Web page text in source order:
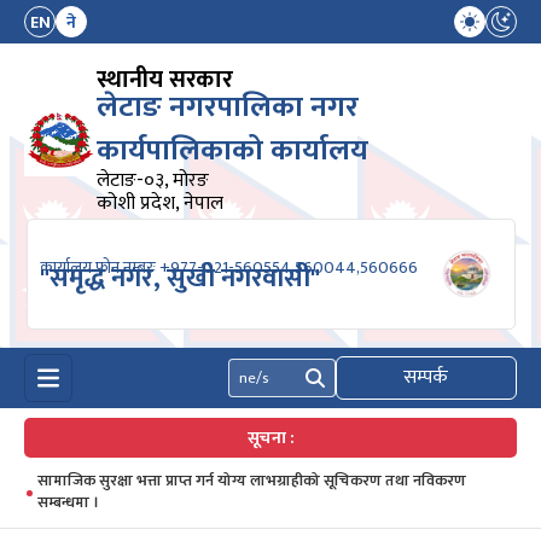
EN ने
स्थानीय सरकार
लेटाङ नगरपालिका नगर
कार्यपालिकाको कार्यालय
लेटाङ-०३, मोरङ
कोशी प्रदेश, नेपाल
कार्यालय फोन नम्बरः +977-021-560554,560044,560666
"समृद्ध नगर, सुखी नगरवासी"
खोज्नुहोस् सम्पर्क
सूचना :
सामाजिक सुरक्षा भत्ता प्राप्त गर्न योग्य लाभग्राहीको सूचिकरण तथा नविकरण
सम्बन्धमा ।